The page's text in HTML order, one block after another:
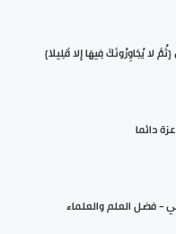
لا يُجَاوِرُونَكَ فِيهَا إِلا قَلِيلا}
دائما
- فضل العلم والعلماء